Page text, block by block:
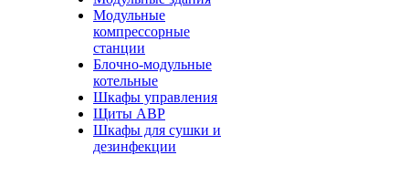
Модульные
компрессорные
станции
Блочно-модульные
котельные
Шкафы управления
Щиты АВР
Шкафы для сушки и
дезинфекции